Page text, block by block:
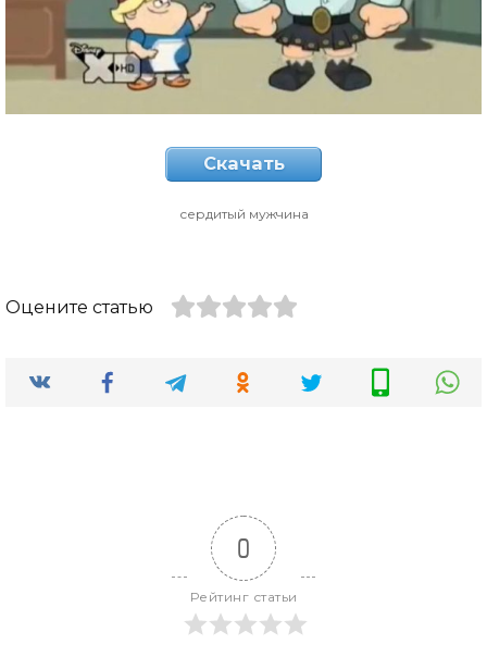
Скачать
сердитый мужчина
Оцените статью
0
Рейтинг статьи